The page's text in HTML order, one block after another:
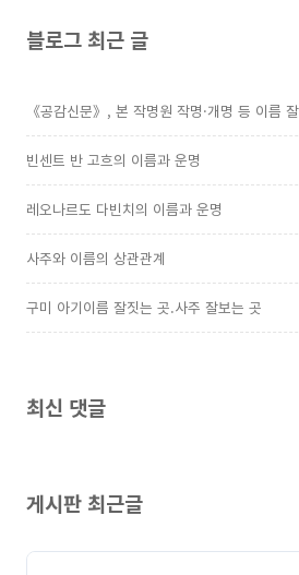
블로그 최근 글
《공감신문》, 본 작명원 작명·개명 등 이름
빈센트 반 고흐의 이름과 운명
레오나르도 다빈치의 이름과 운명
사주와 이름의 상관관계
구미 아기이름 잘짓는 곳.사주 잘보는 곳
최신 댓글
게시판 최근글